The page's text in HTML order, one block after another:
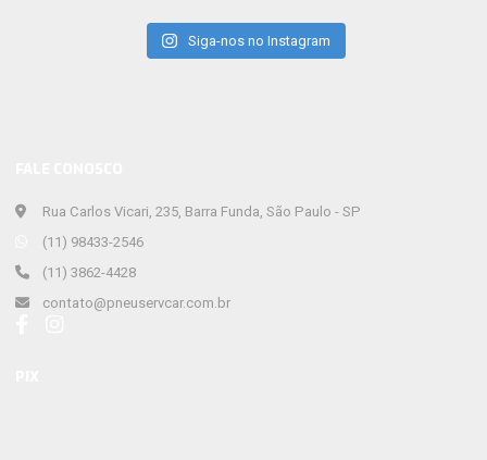
Rua Carlos Vicari, 235, Barra Funda, São Paulo - SP
(11) 98433-2546
(11) 3862-4428
contato@pneuservcar.com.br
Siga-nos no Instagram